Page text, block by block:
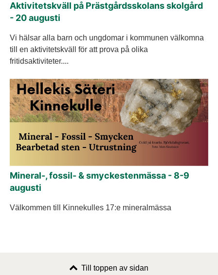
Aktivitetskväll på Prästgårdsskolans skolgård
- 20 augusti
Vi hälsar alla barn och ungdomar i kommunen välkomna
till en aktivitetskväll för att prova på olika
fritidsaktiviteter....
Mineral-, fossil- & smyckestenmässa - 8-9
augusti
Välkommen till Kinnekulles 17:e mineralmässa
Till toppen av sidan